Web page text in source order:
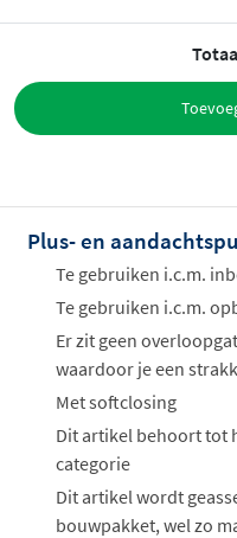
Plus- en
Te gebruiken i.c.m.
Te gebruiken i.c.m.
Er zit geen
waardoor je een
Met softclosing
Dit artikel behoort tot
categorie
Dit artikel wordt
bouwpakket, wel zo